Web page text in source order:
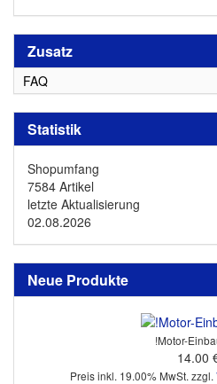
Zusatz
FAQ
Statistik
Shopumfang
7584 Artikel
letzte Aktualisierung
02.08.2026
Neue Produkte
!Motor-
14.00
Preis inkl. 19.00% MwSt. zzgl.